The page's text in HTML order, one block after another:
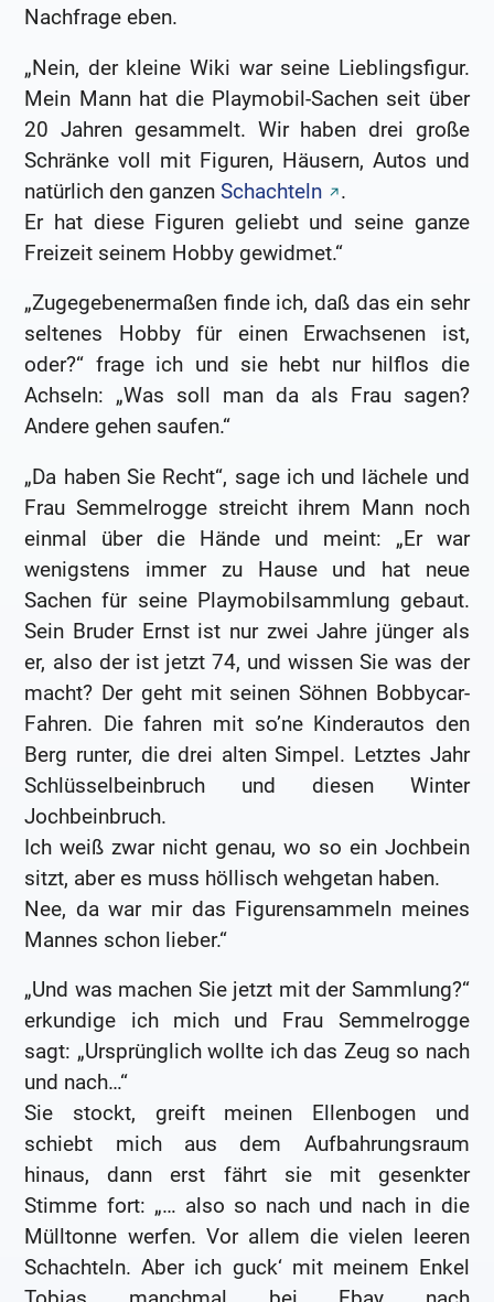
Nachfrage eben.
„Nein, der kleine Wiki war seine Lieblingsfigur.
Mein Mann hat die Playmobil-Sachen seit über
20 Jahren gesammelt. Wir haben drei große
Schränke voll mit Figuren, Häusern, Autos und
natürlich den ganzenSchachteln
.
Er hat diese Figuren geliebt und seine ganze
Freizeit seinem Hobby gewidmet.“
„Zugegebenermaßen finde ich, daß das ein sehr
seltenes Hobby für einen Erwachsenen ist,
oder?“ frage ich und sie hebt nur hilflos die
Achseln: „Was soll man da als Frau sagen?
Andere gehen saufen.“
„Da haben Sie Recht“, sage ich und lächele und
Frau Semmelrogge streicht ihrem Mann noch
einmal über die Hände und meint: „Er war
wenigstens immer zu Hause und hat neue
Sachen für seine Playmobilsammlung gebaut.
Sein Bruder Ernst ist nur zwei Jahre jünger als
er, also der ist jetzt 74, und wissen Sie was der
macht? Der geht mit seinen Söhnen Bobbycar-
Fahren. Die fahren mit so’ne Kinderautos den
Berg runter, die drei alten Simpel. Letztes Jahr
Schlüsselbeinbruch und diesen Winter
Jochbeinbruch.
Ich weiß zwar nicht genau, wo so ein Jochbein
sitzt, aber es muss höllisch wehgetan haben.
Nee, da war mir das Figurensammeln meines
Mannes schon lieber.“
„Und was machen Sie jetzt mit der Sammlung?“
erkundige ich mich und Frau Semmelrogge
sagt: „Ursprünglich wollte ich das Zeug so nach
und nach…“
Sie stockt, greift meinen Ellenbogen und
schiebt mich aus dem Aufbahrungsraum
hinaus, dann erst fährt sie mit gesenkter
Stimme fort: „… also so nach und nach in die
Mülltonne werfen. Vor allem die vielen leeren
Schachteln. Aber ich guck‘ mit meinem Enkel